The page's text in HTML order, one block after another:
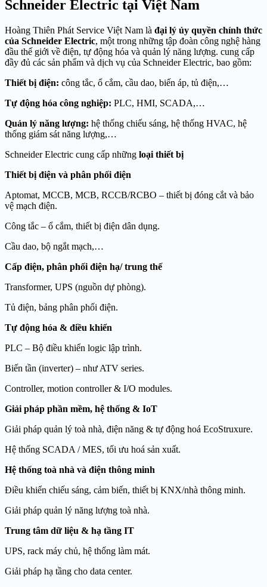
Schneider Electric tại Việt Nam
Hoàng Thiên Phát Service Việt Nam là đại lý ủy quyền chính thức
của Schneider Electric, một trong những tập đoàn công nghệ hàng
đầu thế giới về điện, tự động hóa và quản lý năng lượng. cung cấp
đầy đủ các sản phẩm và dịch vụ của Schneider Electric, bao gồm:
Thiết bị điện: công tắc, ổ cắm, cầu dao, biến áp, tủ điện,…
Tự động hóa công nghiệp: PLC, HMI, SCADA,…
Quản lý năng lượng: hệ thống chiếu sáng, hệ thống HVAC, hệ
thống giám sát năng lượng,…
Schneider Electric cung cấp những loại thiết bị
Thiết bị điện và phân phối điện
Aptomat, MCCB, MCB, RCCB/RCBO – thiết bị đóng cắt và bảo
vệ mạch điện.
Công tắc – ổ cắm, thiết bị điện dân dụng.
Cầu dao, bộ ngắt mạch,…
Cấp điện, phân phối điện hạ/ trung thế
Transformer, UPS (nguồn dự phòng).
Tủ điện, bảng phân phối điện.
Tự động hóa & điều khiển
PLC – Bộ điều khiển logic lập trình.
Biến tần (inverter) – như ATV series.
Controller, motion controller & I/O modules.
Giải pháp phần mềm, hệ thống & IoT
Giải pháp quản lý toà nhà, điện năng & tự động hoá EcoStruxure.
Hệ thống SCADA / MES, tối ưu hoá sản xuất.
Hệ thống toà nhà và điện thông minh
Điều khiển chiếu sáng, cảm biến, thiết bị KNX/nhà thông minh.
Giải pháp quản lý năng lượng toà nhà.
Trung tâm dữ liệu & hạ tầng IT
UPS, rack máy chủ, hệ thống làm mát.
Giải pháp hạ tầng cho data center.